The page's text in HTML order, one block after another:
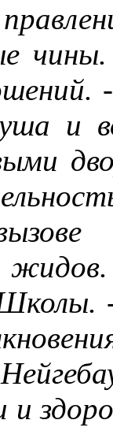
-
и
и